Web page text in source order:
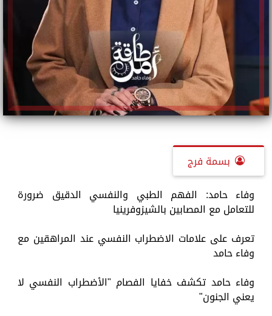
بسمة فرج
وفاء حامد: الفهم الطبي والنفسي الدقيق ضرورة
للتعامل مع المصابين بالشيزوفرينيا
تعرف على علامات الاضطراب النفسي عند المراهقين مع
وفاء حامد
وفاء حامد تكشف خفايا الفصام "الأضطراب النفسي لا
يعني الجنون"